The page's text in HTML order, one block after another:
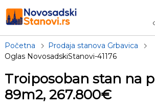
Početna
Prodaja stanova Grbavica
Oglas NovosadskiStanovi-41176
Troiposoban stan na
89m2, 267.800€